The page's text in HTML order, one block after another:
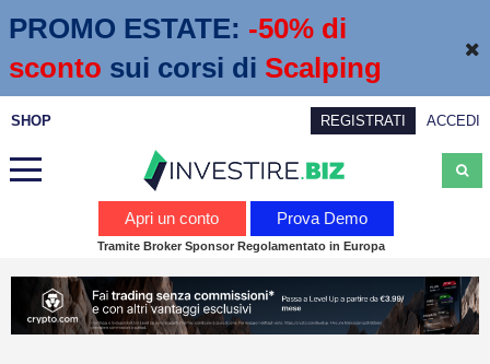
PROMO ESTATE: -50% di
sconto sui corsi di Scalping
SHOP REGISTRATI ACCEDI
Calendario economico
Apri un conto Prova Demo
Tramite Broker Sponsor Regolamentato in Europa